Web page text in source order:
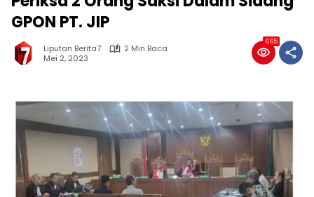
GPON PT. JIP
Liputan Berita7
2 Min Baca
Mei 2, 2023
665